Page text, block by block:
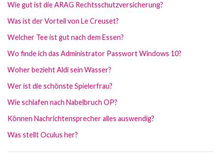
Wie gut ist die ARAG Rechtsschutzversicherung?
Was ist der Vorteil von Le Creuset?
Welcher Tee ist gut nach dem Essen?
Wo finde ich das Administrator Passwort Windows 10?
Woher bezieht Aldi sein Wasser?
Wer ist die schönste Spielerfrau?
Wie schlafen nach Nabelbruch OP?
Können Nachrichtensprecher alles auswendig?
Was stellt Oculus her?